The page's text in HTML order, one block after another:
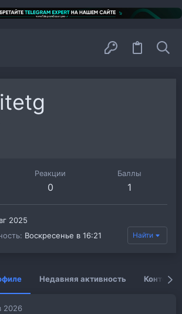
Реакции
0
Баллы
1
2025
Воскресенье в 16:21 Найти
Недавняя активность Контент
2026